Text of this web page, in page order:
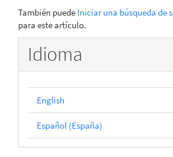
También puede Iniciar una búsqueda de
para este artículo.
Idioma
English
Español (España)